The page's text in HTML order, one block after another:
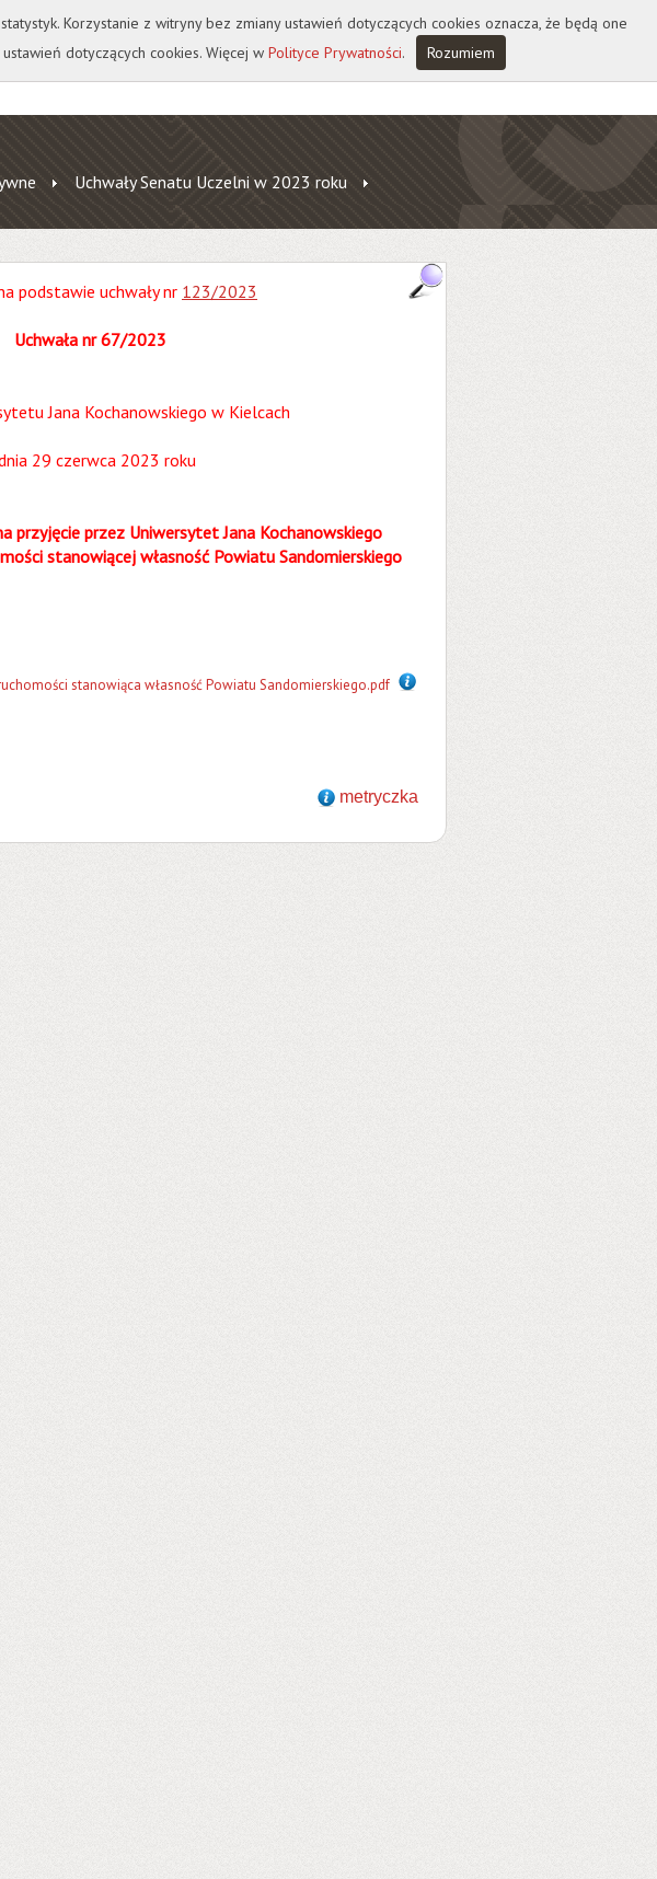
A A A
Uchwały Senatu Uczelni w 2023 roku
podstawie uchwały nr 123/2023
Uchwała nr 67/2023
Jana Kochanowskiego w Kielcach
29 czerwca 2023 roku
przyjęcie przez Uniwersytet Jana Kochanowskiego
stanowiącej własność Powiatu Sandomierskiego
stanowiąca własność Powiatu Sandomierskiego.pdf
metryczka
Korzystanie z witryny bez zmiany ustawień dotyczących cookies oznacza, że będą one
dotyczących cookies. Więcej w Polityce Prywatności. Rozumiem